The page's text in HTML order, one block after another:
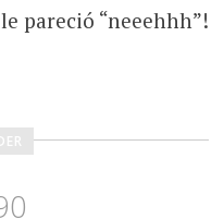
pareció “neeehhh”!